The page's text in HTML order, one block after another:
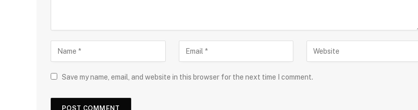
Save my name, email, and website in this browser for the next time I comment.